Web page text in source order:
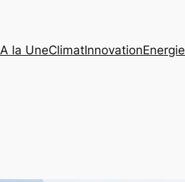
A la UneClimatInnovationEnergie